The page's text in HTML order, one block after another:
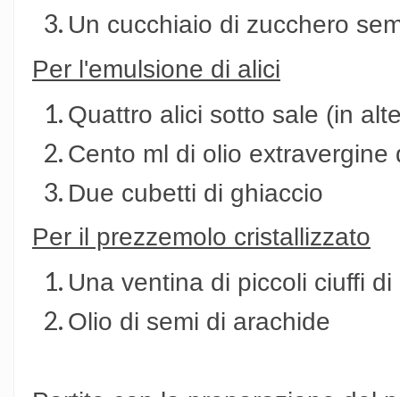
Un cucchiaio di zucchero
Per l'emulsione di alici
Quattro alici sotto sale (in
Cento ml di olio extravergine
Due cubetti di ghiaccio
Per il prezzemolo cristallizzato
Una ventina di piccoli ciuffi
Olio di semi di arachide